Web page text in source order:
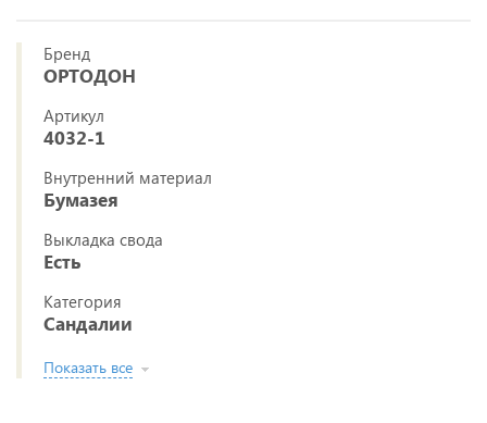
Бренд
ОРТОДОН
Артикул
4032-1
Внутренний материал
Бумазея
Выкладка свода
Есть
Категория
Сандалии
Показать все